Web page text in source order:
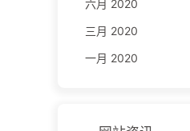
六月 2020
三月 2020
一月 2020